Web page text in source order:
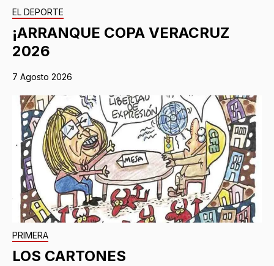
EL DEPORTE
¡ARRANQUE COPA VERACRUZ
2026
7 Agosto 2026
PRIMERA
LOS CARTONES